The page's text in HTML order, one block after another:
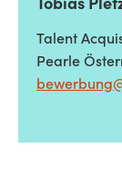
Tobias
Talent
Pearle